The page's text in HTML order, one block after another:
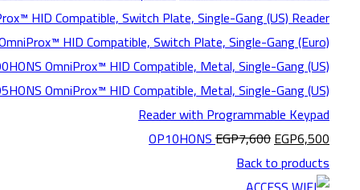
OP10HONSEGP7,600EGP6,500
Back to products